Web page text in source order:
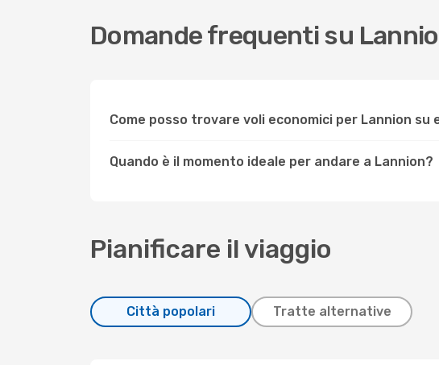
Domande frequenti su
Come posso trovare voli economici per Lannion su
Quando è il momento ideale per andare a Lannion?
Pianificare il viaggio
Città popolari Tratte alternative